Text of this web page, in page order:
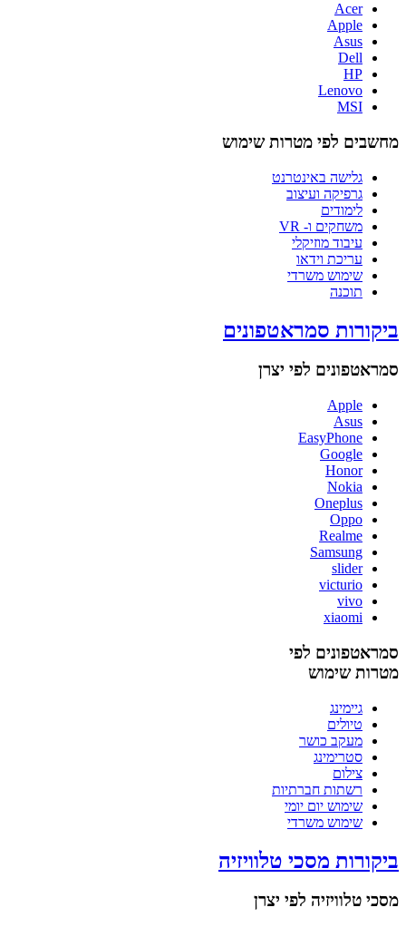
Acer
Apple
Asus
Dell
HP
Lenovo
MSI
מחשבים לפי מטרות שימוש
גלישה באינטרנט
גרפיקה ועיצוב
לימודים
משחקים ו- VR
עיבוד מוזיקלי
עריכת וידאו
שימוש משרדי
תוכנה
ביקורות סמראטפונים
סמראטפונים לפי יצרן
Apple
Asus
EasyPhone
Google
Honor
Nokia
Oneplus
Oppo
Realme
Samsung
slider
victurio
vivo
xiaomi
סמראטפונים לפי
מטרות שימוש
גיימינג
טיולים
מעקב כושר
סטרימינג
צילום
רשתות חברתיות
שימוש יום יומי
שימוש משרדי
ביקורות מסכי טלוויזיה
מסכי טלוויזיה לפי יצרן